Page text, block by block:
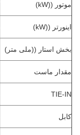
موتور ((kW)
اینورتر ((kW)
بخش استار ((ملی متر)
مقدار ماست
TIE-IN
کابل